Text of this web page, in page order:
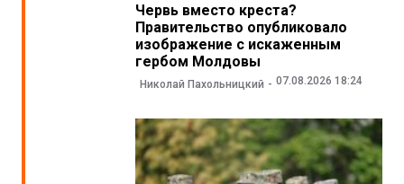
Червь вместо креста?
Правительство опубликовало
изображение с искаженным
гербом Молдовы
Николай Пахольницкий 07.08.2026 18:24